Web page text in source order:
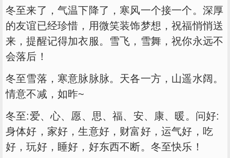
冬至来了，气温下降了，寒风一个接一个。深厚
的友谊已经珍惜，用微笑装饰梦想，祝福悄悄送
来，提醒记得加衣服。雪飞，雪舞，祝你永远不
会落后！
冬至雪落，寒意脉脉脉。天各一方，山遥水阔。
情意不减，如昨~
冬至:爱、心、愿、思、福、安、康、暖。问好:
身体好，家好，生意好，财富好，运气好，吃
好，玩好，睡好，好东西不断。冬至快乐！